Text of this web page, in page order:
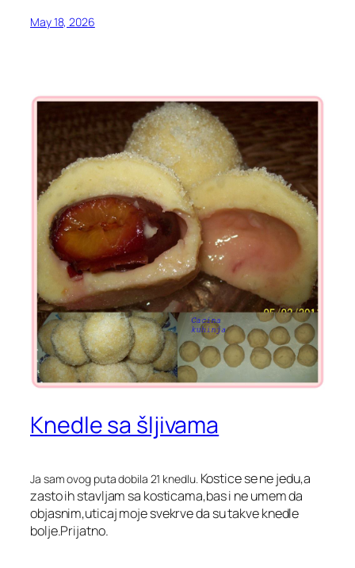
May 18, 2026
Knedle sa šljivama
Ja sam ovog puta dobila 21 knedlu. Kostice se ne jedu,a
zasto ih stavljam sa kosticama,bas i ne umem da
objasnim,uticaj moje svekrve da su takve knedle
bolje.Prijatno.